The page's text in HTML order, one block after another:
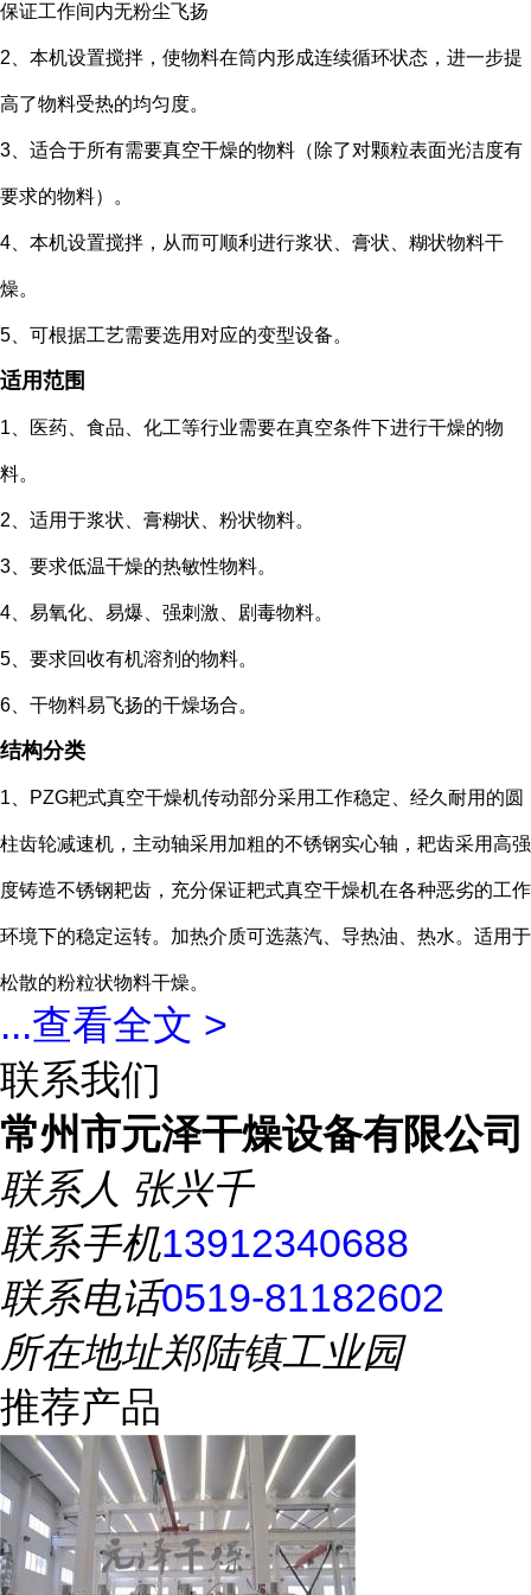
保证工作间内无粉尘飞扬
2、本机设置搅拌，使物料在筒内形成连续循环状态，进一步提
高了物料受热的均匀度。
3、适合于所有需要真空干燥的物料（除了对颗粒表面光洁度有
要求的物料）。
4、本机设置搅拌，从而可顺利进行浆状、膏状、糊状物料干
燥。
5、可根据工艺需要选用对应的变型设备。
适用范围
1、医药、食品、化工等行业需要在真空条件下进行干燥的物
料。
2、适用于浆状、膏糊状、粉状物料。
3、要求低温干燥的热敏性物料。
4、易氧化、易爆、强刺激、剧毒物料。
5、要求回收有机溶剂的物料。
6、干物料易飞扬的干燥场合。
结构分类
1、PZG耙式真空干燥机传动部分采用工作稳定、经久耐用的圆
柱齿轮减速机，主动轴采用加粗的不锈钢实心轴，耙齿采用高强
度铸造不锈钢耙齿，充分保证耙式真空干燥机在各种恶劣的工作
环境下的稳定运转。加热介质可选蒸汽、导热油、热水。适用于
松散的粉粒状物料干燥。
...查看全文 >
联系我们
常州市元泽干燥设备有限公司
联系人 张兴千
联系手机13912340688
联系电话0519-81182602
所在地址郑陆镇工业园
推荐产品